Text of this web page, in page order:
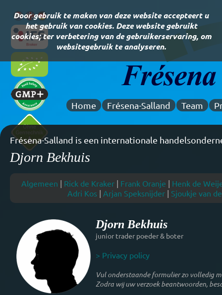
Door gebruik te maken van deze website accepteert u
het gebruik van cookies. Deze website gebruikt
cookies; ter verbetering van de gebruikerservaring, om
websitegebruik te analyseren.
Home Frésena-Salland Team
Djorn Bekhuis
Sinds 1996 ervaring in de zuivelgrondstoffen handel
Algemeen | Rick de Kraker | Frank Oranje | Henk de
Adri Kos | Arjan Speksnijder | Sjoukje van
Djorn Bekhuis
junior trader poeder & boter
> Privacy policy
Vul onderstaande formulier zo volledig
Zodra wij uw verzoek beantwoorden,